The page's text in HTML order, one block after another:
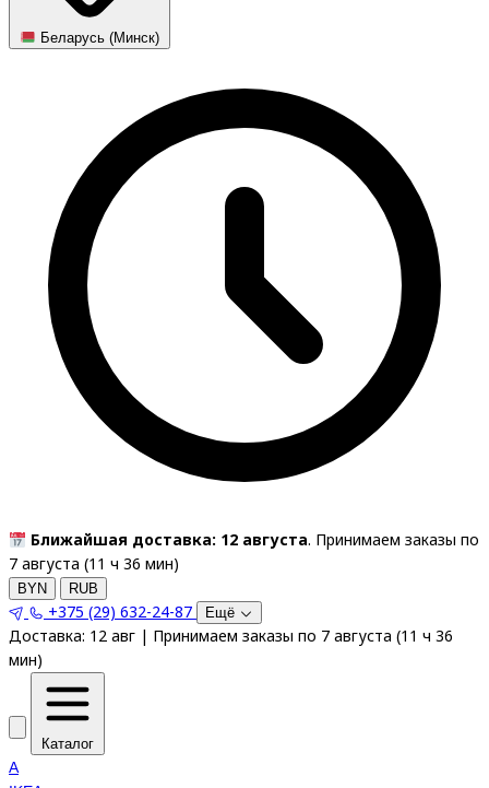
Беларусь (Минск)
Ближайшая доставка: 12 августа. Принимаем заказы по
7 августа (11 ч 36 мин)
BYN RUB
+375 (29) 632-24-87 Ещё
Доставка: 12 авг | Принимаем заказы по 7 августа (11 ч 36
мин)
Каталог
A